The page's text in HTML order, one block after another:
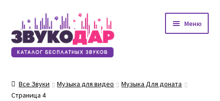
Перейти
к
навигации
Перейти
к
содержимому
Меню
Все Звуки Музыка для видео
Музыка Для доната
Страница 4